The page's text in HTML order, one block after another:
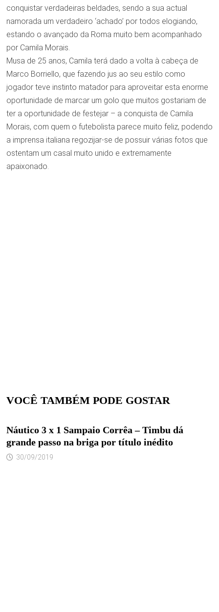
conquistar verdadeiras beldades, sendo a sua actual
namorada um verdadeiro ‘achado’ por todos elogiando,
estando o avançado da Roma muito bem acompanhado
por Camila Morais.
Musa de 25 anos, Camila terá dado a volta à cabeça de
Marco Borriello, que fazendo jus ao seu estilo como
jogador teve instinto matador para aproveitar esta enorme
oportunidade de marcar um golo que muitos gostariam de
ter a oportunidade de festejar – a conquista de Camila
Morais, com quem o futebolista parece muito feliz, podendo
a imprensa italiana regozijar-se de possuir várias fotos que
ostentam um casal muito unido e extremamente
apaixonado.
VOCÊ TAMBÉM PODE GOSTAR
Náutico 3 x 1 Sampaio Corrêa – Timbu dá
grande passo na briga por título inédito
30/09/2019